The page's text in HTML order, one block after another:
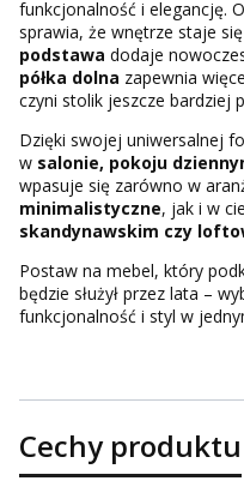
funkcjonalność i elegancję.
sprawia, że wnętrze staje
podstawa dodaje
półka dolna zapewnia
czyni stolik jeszcze bardziej
Dzięki swojej uniwersalnej
w salonie, pokoju
wpasuje się zarówno w
minimalistyczne, jak i w
skandynawskim czy
Postaw na mebel, który
będzie służył przez lata –
funkcjonalność i styl w
Cechy produktu